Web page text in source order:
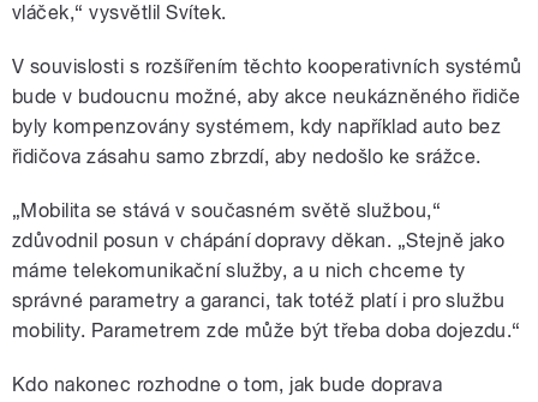
vláček,“ vysvětlil Svítek.
V souvislosti s rozšířením těchto kooperativních systémů
bude v budoucnu možné, aby akce neukázněného řidiče
byly kompenzovány systémem, kdy například auto bez
řidičova zásahu samo zbrzdí, aby nedošlo ke srážce.
„Mobilita se stává v současném světě službou,“
zdůvodnil posun v chápání dopravy děkan. „Stejně jako
máme telekomunikační služby, a u nich chceme ty
správné parametry a garanci, tak totéž platí i pro službu
mobility. Parametrem zde může být třeba doba dojezdu.“
Kdo nakonec rozhodne o tom, jak bude doprava